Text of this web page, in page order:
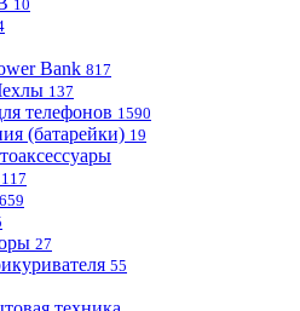
10
Bank 817
137
телефонов 1590
(батарейки) 19
117
659
27
55